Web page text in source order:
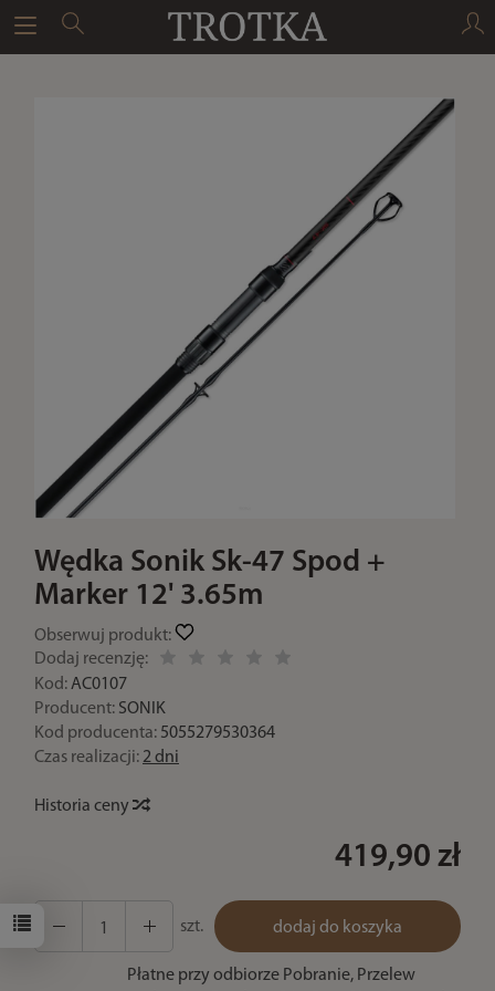
Wędka Sonik Sk-47 Spod +
Marker 12' 3.65m
Obserwuj produkt:
Dodaj recenzję:
Kod:AC0107
Producent: SONIK
Kod producenta: 5055279530364
Czas realizacji:2 dni
Historia ceny
419,90 zł
szt. dodaj do koszyka
Płatne przy odbiorze Pobranie, Przelew